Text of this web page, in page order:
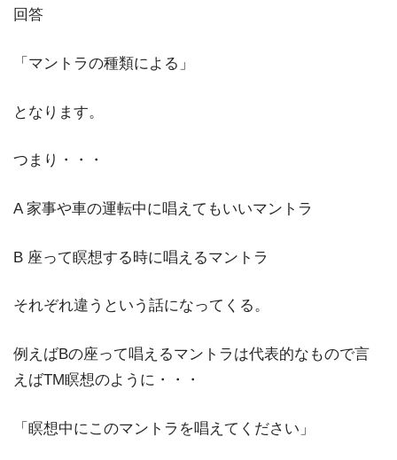
回答
「マントラの種類による」
となります。
つまり・・・
A 家事や車の運転中に唱えてもいいマントラ
B 座って瞑想する時に唱えるマントラ
それぞれ違うという話になってくる。
例えばBの座って唱えるマントラは代表的なもので言
えばTM瞑想のように・・・
「瞑想中にこのマントラを唱えてください」